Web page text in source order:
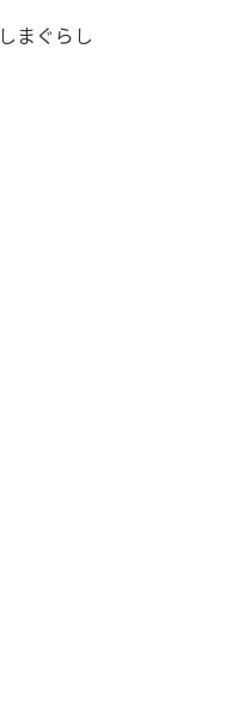
まぐらし